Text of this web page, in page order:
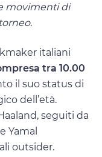
movimenti di
italiani
tra 10.00
il suo status di
dell’età.
seguiti da
Yamal
outsider.